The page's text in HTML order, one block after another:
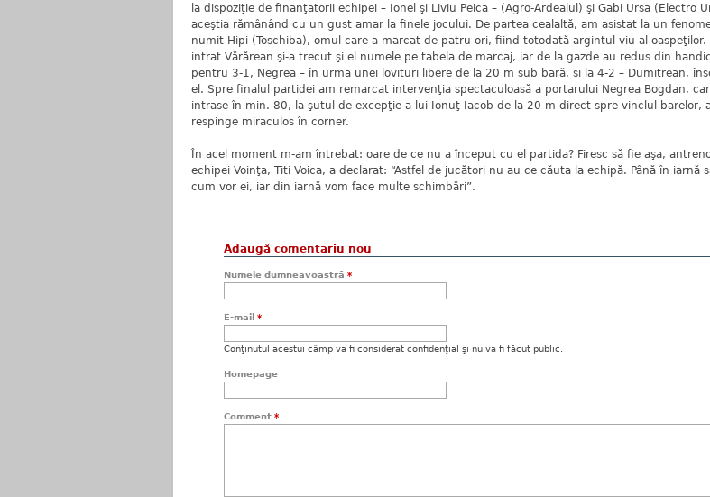
la dispoziţie de finanţatorii echipei – Ionel şi Liviu Peica – (Agro-Ardealul) şi Gabi Ursa (Electro
aceştia rămânând cu un gust amar la finele jocului. De partea cealaltă, am asistat la un
numit Hipi (Toschiba), omul care a marcat de patru ori, fiind totodată argintul viu al oaspeţilor.
intrat Vărărean şi-a trecut şi el numele pe tabela de marcaj, iar de la gazde au redus din
pentru 3-1, Negrea – în urma unei lovituri libere de la 20 m sub bară, şi la 4-2 – Dumitrean,
el. Spre finalul partidei am remarcat intervenţia spectaculoasă a portarului Negrea Bogdan,
intrase în min. 80, la şutul de excepţie a lui Ionuţ Iacob de la 20 m direct spre vinclul barelor,
respinge miraculos în corner.
În acel moment m-am întrebat: oare de ce nu a început cu el partida? Firesc să fie aşa,
echipei Voinţa, Titi Voica, a declarat: “Astfel de jucători nu au ce căuta la echipă. Până în iarnă
cum vor ei, iar din iarnă vom face multe schimbări”.
Adaugă comentariu nou
Numele dumneavoastră *
E-mail *
Conţinutul acestui câmp va fi considerat confidenţial şi nu va fi făcut public.
Homepage
Comment *